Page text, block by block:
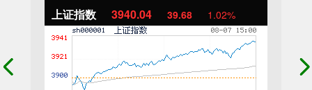
上证指数 3940.04 39.68 1.02%